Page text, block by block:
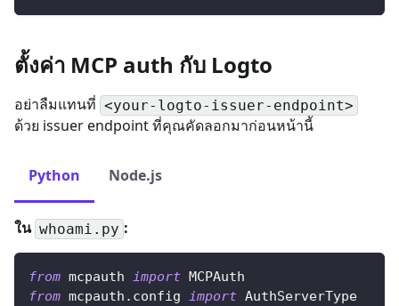
ตั้งค่า MCP auth กับ Logto
อย่าลืมแทนที่ <your-logto-issuer-endpoint>
ด้วย issuer endpoint ที่คุณคัดลอกมาก่อนหน้านี้
Python Node.js
ใน whoami.py :
from mcpauth import MCPAuth
from mcpauth . config import AuthServerType